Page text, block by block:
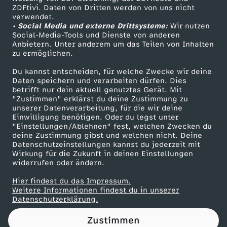
ZDFtivi. Daten von Dritten werden von uns nicht
verwendet.
• Social Media und externe Drittsysteme:Wir nutzen
Social-Media-Tools und Dienste von anderen
Anbietern. Unter anderem um das Teilen von Inhalten
zu ermöglichen.
Du kannst entscheiden, für welche Zwecke wir deine
Daten speichern und verarbeiten dürfen. Dies
betrifft nur dein aktuell genutztes Gerät. Mit
"Zustimmen" erklärst du deine Zustimmung zu
unserer Datenverarbeitung, für die wir deine
Einwilligung benötigen. Oder du legst unter
"Einstellungen/Ablehnen" fest, welchen Zwecken du
deine Zustimmung gibst und welchen nicht. Deine
Datenschutzeinstellungen kannst du jederzeit mit
Wirkung für die Zukunft in deinen Einstellungen
widerrufen oder ändern.
Hier findest du das Impressum.
Weitere Informationen findest du in unserer
Datenschutzerklärung.
Zustimmen
k
l
i
s
c
h
e
e
s
ZDF Unternehmen
Karriere
ZDF goes Schule
Werbefernsehen
Mainzelmännchen
Partner